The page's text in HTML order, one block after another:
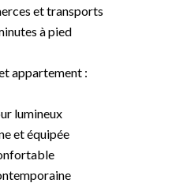
et transports
à pied
appartement :
lumineux
et équipée